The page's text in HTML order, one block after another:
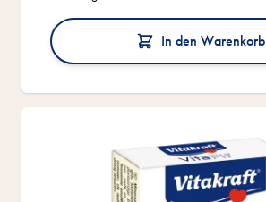
In den Warenkorb